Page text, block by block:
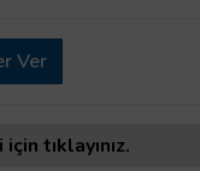
Ver
tıklayınız.